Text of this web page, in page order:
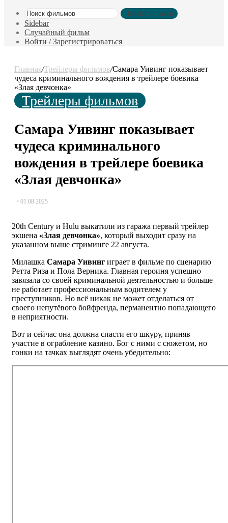
Поиск фильмов
Sidebar
Случайный фильм
Войти / Зарегистрироваться
Главная/Трейлеры фильмов/Самара Уивинг показывает
чудеса криминального вождения в трейлере боевика
«Злая девчонка»
Трейлеры фильмов
Самара Уивинг показывает
чудеса криминального
вождения в трейлере боевика
«Злая девчонка»
01.08.2025
20th Century и Hulu выкатили из гаража первый трейлер
экшена «Злая девчонка», который выходит сразу на
указанном выше стриминге 22 августа.
Милашка Самара Уивинг играет в фильме по сценарию
Ретта Риза и Пола Верника. Главная героиня успешно
завязала со своей криминальной деятельностью и больше
не работает профессиональным водителем у
преступников. Но всё никак не может отделаться от
своего непутёвого бойфренда, перманентно попадающего
в неприятности.
Вот и сейчас она должна спасти его шкуру, приняв
участие в ограбление казино. Бог с ними с сюжетом, но
гонки на тачках выглядят очень убедительно: